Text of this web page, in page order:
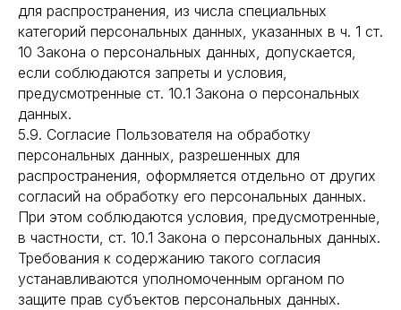
для распространения, из числа специальных
категорий персональных данных, указанных в ч. 1 ст.
10 Закона о персональных данных, допускается,
если соблюдаются запреты и условия,
предусмотренные ст. 10.1 Закона о персональных
данных.
5.9. Согласие Пользователя на обработку
персональных данных, разрешенных для
распространения, оформляется отдельно от других
согласий на обработку его персональных данных.
При этом соблюдаются условия, предусмотренные,
в частности, ст. 10.1 Закона о персональных данных.
Требования к содержанию такого согласия
устанавливаются уполномоченным органом по
защите прав субъектов персональных данных.